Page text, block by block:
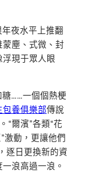
夜水平上推翻
塵、式微、封
現于眾人眼
糖……一個個熱梗
包養俱樂部傳說
“爾濱”各類“花
激動，更讓他們
逐日更換新的資
浪高過一浪。